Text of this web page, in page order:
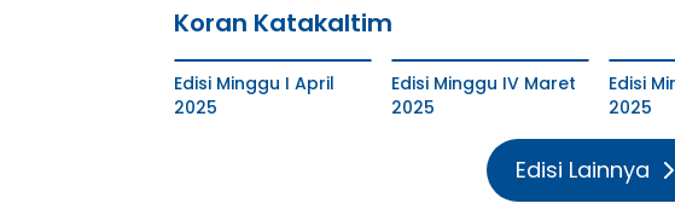
Koran Katakaltim
Edisi Minggu I April
2025
Edisi Minggu IV Maret
2025
Edisi
2025
Edisi Lainnya